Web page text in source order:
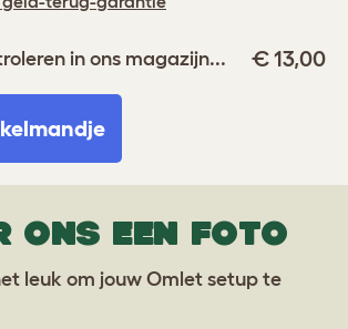
in ons magazijn... € 13,00
ONS EEN FOTO
leuk om jouw Omlet setup te